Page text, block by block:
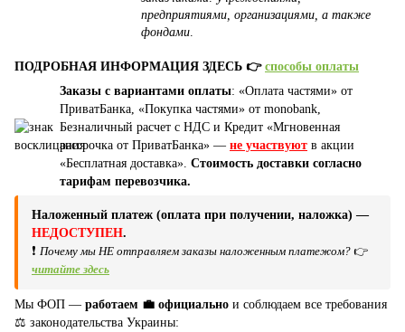
предприятиями, организациями, а также
фондами
ПОДРОБНАЯ ИНФОРМАЦИЯ ЗДЕСЬ 👉 способы оплаты
Заказы с вариантами оплаты: «Оплата частями» от
ПриватБанка, «Покупка частями» от monobank,
Безналичный расчет с НДС и Кредит «Мгновенная
рассрочка от ПриватБанка» — не участвуют в акции
«Бесплатная доставка». Стоимость доставки согласно
тарифам перевозчика.
Наложенный платеж (оплата при получении, наложка) —
НЕДОСТУПЕН.
❗ Почему мы НЕ отправляем заказы наложенным платежом? 👉
читайте здесь
Мы ФОП — работаем 💼 официально и соблюдаем все требования
⚖️ законодательства Украины: